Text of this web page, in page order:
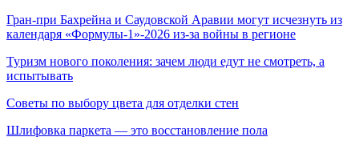
Гран-при Бахрейна и Саудовской Аравии могут исчезнуть из
календаря «Формулы-1»-2026 из-за войны в регионе
Туризм нового поколения: зачем люди едут не смотреть, а
испытывать
Советы по выбору цвета для отделки стен
Шлифовка паркета — это восстановление пола